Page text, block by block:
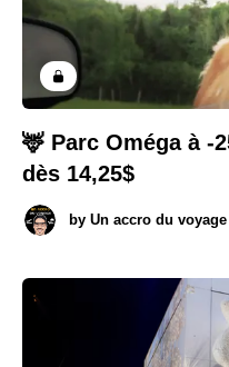
🦌 Parc Oméga à -
dès 14,25$
by Un accro du voyage